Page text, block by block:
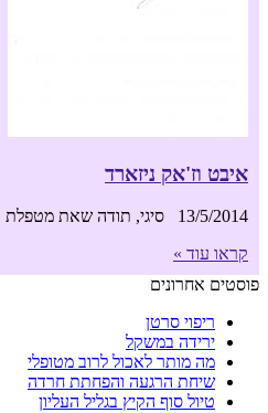
איבט וז'אק ניזארד
13/5/2014 סיגי, תודה שאת מטפלת בבעלי איבט
קראו עוד »
פוסטים אחרונים
ריפוי סרטן
ירידה במשקל
מה מותר לאכול לרוב מטופלי
שיחת הרגעה והפחתת חרדה
טיול סוף הקיץ בגליל העליון